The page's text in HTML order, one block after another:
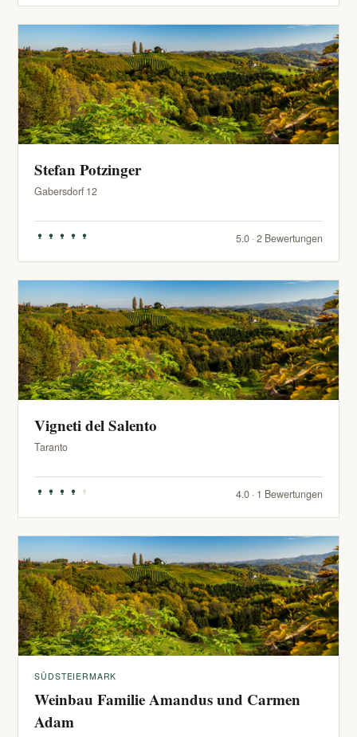
Stefan Potzinger
Gabersdorf 12
5.0 · 2 Bewertungen
Vigneti del Salento
Taranto
4.0 · 1 Bewertungen
SÜDSTEIERMARK
Weinbau Familie Amandus und Carmen
Adam